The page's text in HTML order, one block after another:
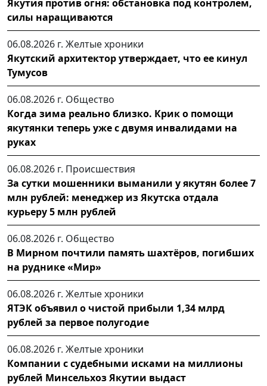
Якутия против огня: обстановка под контролем,
силы наращиваются
06.08.2026 г. Желтые хроники
Якутский архитектор утверждает, что ее кинул
Тумусов
06.08.2026 г. Общество
Когда зима реально близко. Крик о помощи
якутянки теперь уже с двумя инвалидами на
руках
06.08.2026 г. Происшествия
За сутки мошенники выманили у якутян более 7
млн рублей: менеджер из Якутска отдала
курьеру 5 млн рублей
06.08.2026 г. Общество
В Мирном почтили память шахтёров, погибших
на руднике «Мир»
06.08.2026 г. Желтые хроники
ЯТЭК объявил о чистой прибыли 1,34 млрд
рублей за первое полугодие
06.08.2026 г. Желтые хроники
Компании с судебными исками на миллионы
рублей Минсельхоз Якутии выдаст